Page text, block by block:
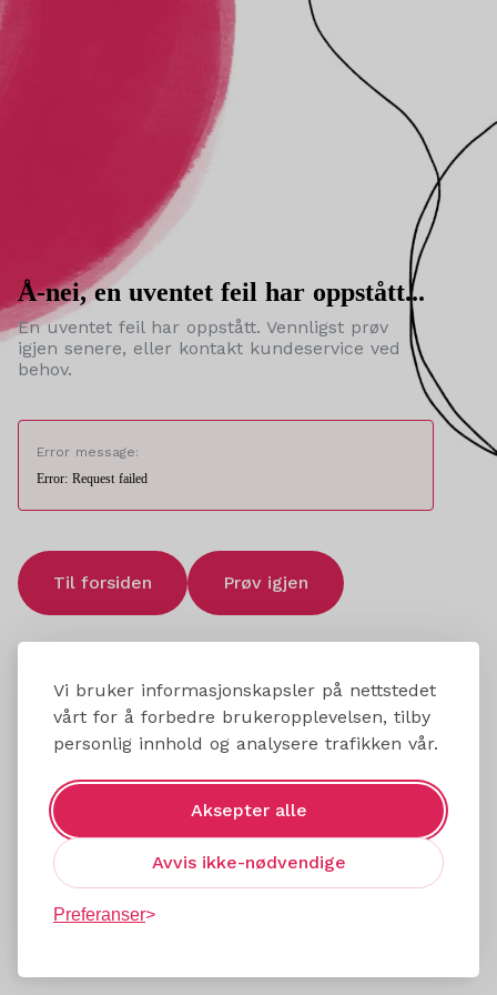
Vi bruker informasjonskapsler på nettstedet
vårt for å forbedre brukeropplevelsen, tilby
personlig innhold og analysere trafikken vår.
Aksepter alle
Avvis ikke-nødvendige
Preferanser
Å-nei, en uventet feil har oppstått...
En uventet feil har oppstått. Vennligst prøv
igjen senere, eller kontakt kundeservice ved
behov.
Error message:
Error: Request failed
Til forsiden Prøv igjen